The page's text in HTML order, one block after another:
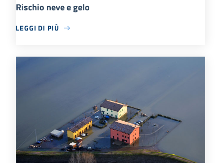
Rischio neve e gelo
LEGGI DI PIÙ